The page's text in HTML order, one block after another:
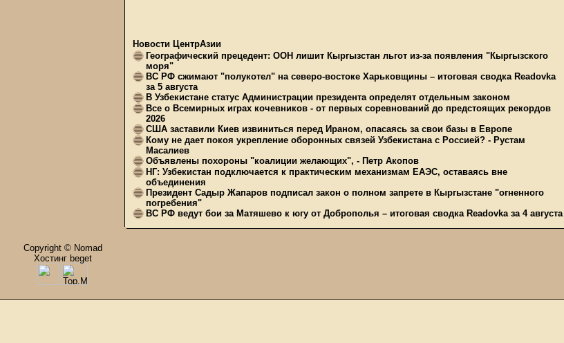
Новости ЦентрАзии
Географический прецедент: ООН лишит Кыргызстан льгот из-за появления "Кыргызского
моря"
ВС РФ сжимают "полукотел" на северо-востоке Харьковщины – итоговая сводка Readovka
за 5 августа
В Узбекистане статус Администрации президента определят отдельным законом
Все о Всемирных играх кочевников - от первых соревнований до предстоящих рекордов
2026
США заставили Киев извиниться перед Ираном, опасаясь за свои базы в Европе
Кому не дает покоя укрепление оборонных связей Узбекистана с Россией? - Рустам
Масалиев
Объявлены похороны "коалиции желающих", - Петр Акопов
НГ: Узбекистан подключается к практическим механизмам ЕАЭС, оставаясь вне
объединения
Президент Садыр Жапаров подписал закон о полном запрете в Кыргызстане "огненного
погребения"
ВС РФ ведут бои за Матяшево к югу от Доброполья – итоговая сводка Readovka за 4 августа
Copyright © Nomad
Хостинг beget